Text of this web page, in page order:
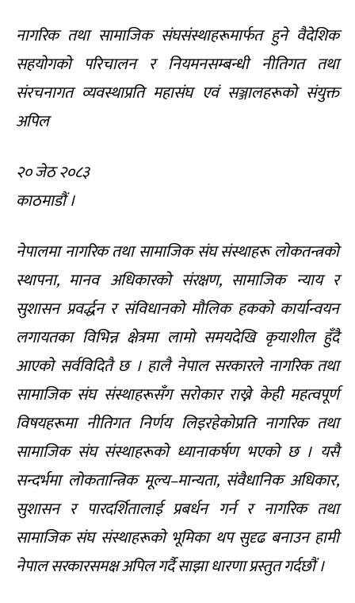
नागरिक तथा सामाजिक संघसंस्थाहरूमार्फत हुने वैदेशिक
सहयोगको परिचालन र नियमनसम्बन्धी नीतिगत तथा
संरचनागत व्यवस्थाप्रति महासंघ एवं सञ्जालहरूको संयुक्त
अपिल
२० जेठ २०८३
काठमाडौं ।
नेपालमा नागरिक तथा सामाजिक संघ संस्थाहरू लोकतन्त्रको
स्थापना, मानव अधिकारको संरक्षण, सामाजिक न्याय र
सुशासन प्रवर्द्धन र संविधानको मौलिक हकको कार्यान्वयन
लगायतका विभिन्न क्षेत्रमा लामो समयदेखि कृयाशील हुँदै
आएको सर्वविदितै छ । हालै नेपाल सरकारले नागरिक तथा
सामाजिक संघ संस्थाहरूसँग सरोकार राख्ने केही महत्वपूर्ण
विषयहरूमा नीतिगत निर्णय लिइरहेकोप्रति नागरिक तथा
सामाजिक संघ संस्थाहरूको ध्यानाकर्षण भएको छ । यसै
सन्दर्भमा लोकतान्त्रिक मूल्य–मान्यता, संवैधानिक अधिकार,
सुशासन र पारदर्शितालाई प्रबर्धन गर्न र नागरिक तथा
सामाजिक संघ संस्थाहरूको भूमिका थप सुदृढ बनाउन हामी
नेपाल सरकारसमक्ष अपिल गर्दै साझा धारणा प्रस्तुत गर्दछौं ।